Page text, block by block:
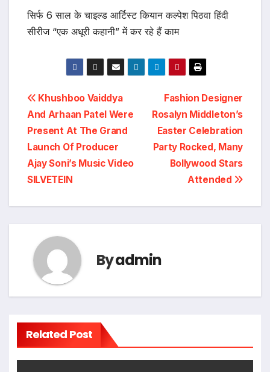
सिर्फ 6 साल के चाइल्ड आर्टिस्ट कियान कल्पेश पिठवा हिंदी
सीरीज “एक अधूरी कहानी” में कर रहे हैं काम
Post
navigation
Fashion Designer
Rosalyn Middleton’s
Easter Celebration
Party Rocked, Many
Bollywood Stars
Attended
Khushboo Vaiddya
And Arhaan Patel Were
Present At The Grand
Launch Of Producer
Ajay Soni’s Music Video
SILVETEIN
Byadmin
Related Post